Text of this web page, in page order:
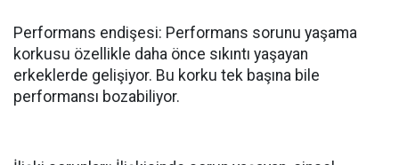
Performans endişesi: Performans sorunu yaşama
korkusu özellikle daha önce sıkıntı yaşayan
erkeklerde gelişiyor. Bu korku tek başına bile
performansı bozabiliyor.